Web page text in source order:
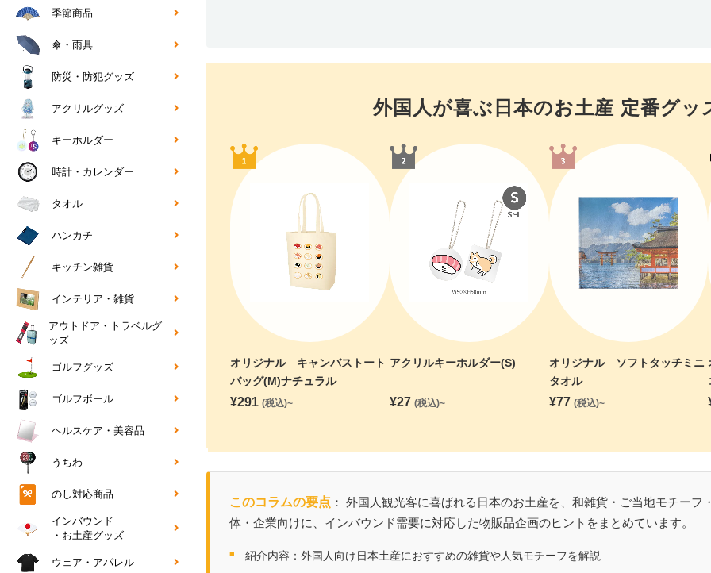
外国人が喜ぶ日本のお土産 定番グ
オリジナル キャンバストート
バッグ(M)ナチュラル
¥291 (税込)~
アクリルキーホルダー(S)
¥27 (税込)~
オリジナル ソフトタッチミニ
タオル
¥77 (税込)~
このコラムの要点 ： 外国人観光客に喜ばれる日本のお土産を、和雑貨・ご当地モチー
体・企業向けに、インバウンド需要に対応した物販品企画のヒントをまとめています。
紹介内容：外国人向け日本土産におすすめの雑貨や人気モチーフを解説
季節商品
傘・雨具
防災・防犯グッズ
アクリルグッズ
キーホルダー
時計・カレンダー
タオル
ハンカチ
キッチン雑貨
インテリア・雑貨
アウトドア・トラベルグ
ッズ
ゴルフグッズ
ゴルフボール
ヘルスケア・美容品
うちわ
のし対応商品
インバウンド
・お土産グッズ
ウェア・アパレル